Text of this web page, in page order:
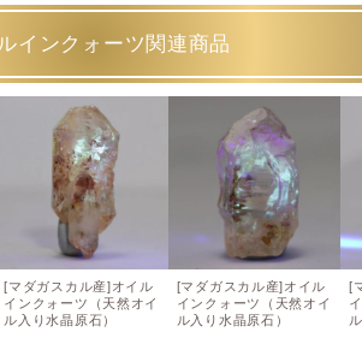
インクォーツ関連商品
[マダガスカル産]オイル
インクォーツ（天然オイ
ル入り水晶原石）
[マダガスカル産]オイル
インクォーツ（天然オイ
ル入り水晶原石）
[